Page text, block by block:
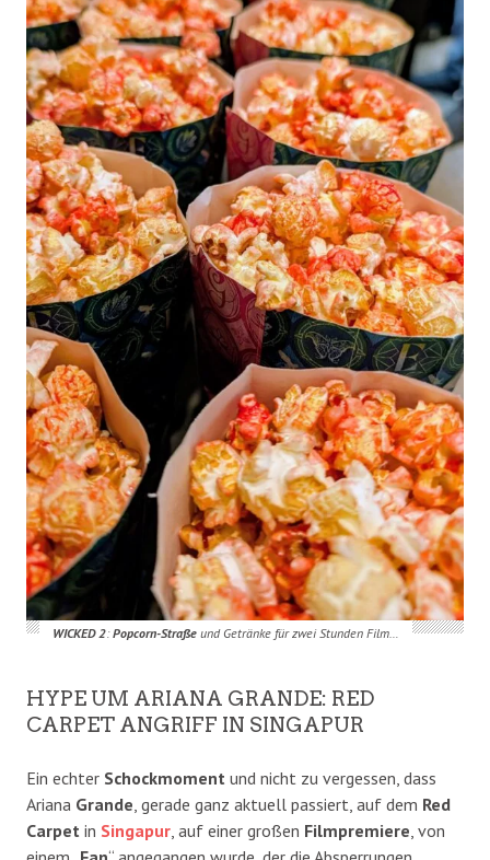
WICKED 2:Popcorn-Straßeund Getränke für zwei Stunden Film…
HYPE UM ARIANA GRANDE: RED
CARPET ANGRIFF IN SINGAPUR
Ein echter Schockmoment und nicht zu vergessen, dass
Ariana Grande, gerade ganz aktuell passiert, auf dem Red
Carpet in Singapur, auf einer großen Filmpremiere, von